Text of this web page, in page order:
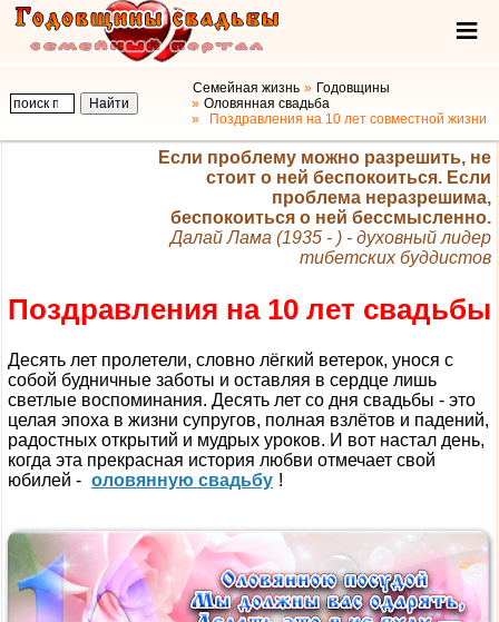
Семейная жизнь
Годовщины
Оловянная свадьба
Поздравления на 10 лет совместной жизни
Если проблему можно разрешить, не
стоит о ней беспокоиться. Если
проблема неразрешима,
беспокоиться о ней бессмысленно.
Далай Лама (1935 - ) - духовный лидер
тибетских буддистов
Поздравления на 10 лет свадьбы
Десять лет пролетели, словно лёгкий ветерок, унося с
собой будничные заботы и оставляя в сердце лишь
светлые воспоминания. Десять лет со дня свадьбы - это
целая эпоха в жизни супругов, полная взлётов и падений,
радостных открытий и мудрых уроков. И вот настал день,
когда эта прекрасная история любви отмечает свой
юбилей - оловянную свадьбу !